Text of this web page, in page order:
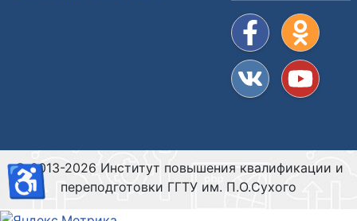
© 2013-2026 Институт повышения квалификации и
переподготовки ГГТУ им. П.О.Сухого